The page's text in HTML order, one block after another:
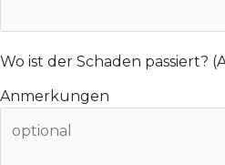
Wo ist der Schaden passiert?
Anmerkungen